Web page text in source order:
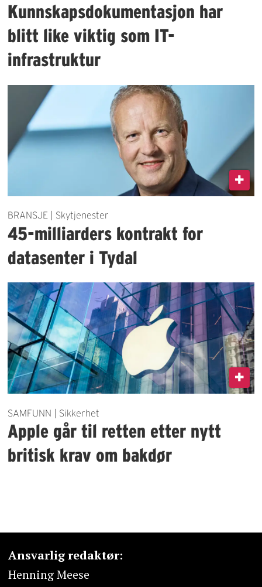
Kunnskapsdokumentasjon har
blitt like viktig som IT-
infrastruktur
BRANSJE | Skytjenester
45-milliarders kontrakt for
datasenter i Tydal
SAMFUNN | Sikkerhet
Apple går til retten etter nytt
britisk krav om bakdør
Ansvarlig redaktør:
Henning Meese